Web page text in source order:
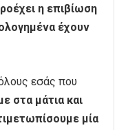
η επιβίωση
έχουν
εσάς που
στα μάτια και
μία